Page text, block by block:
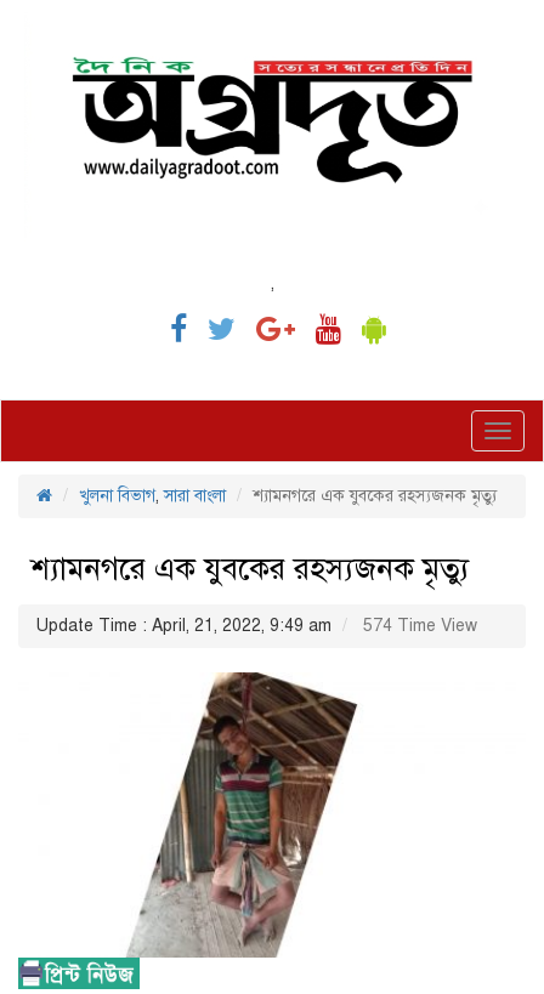
,
খুলনা বিভাগ,সারা বাংলা শ্যামনগরে এক যুবকের রহস্যজনক মৃত্যু
শ্যামনগরে এক যুবকের রহস্যজনক মৃত্যু
Update Time : April, 21, 2022, 9:49 am 574 Time View